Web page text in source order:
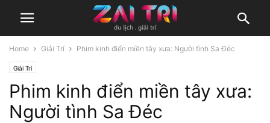
Home Giải Trí Phim kinh điển miền tây xưa: Người tình Sa Đéc
Giải Trí
Phim kinh điển miền tây xưa:
Người tình Sa Đéc